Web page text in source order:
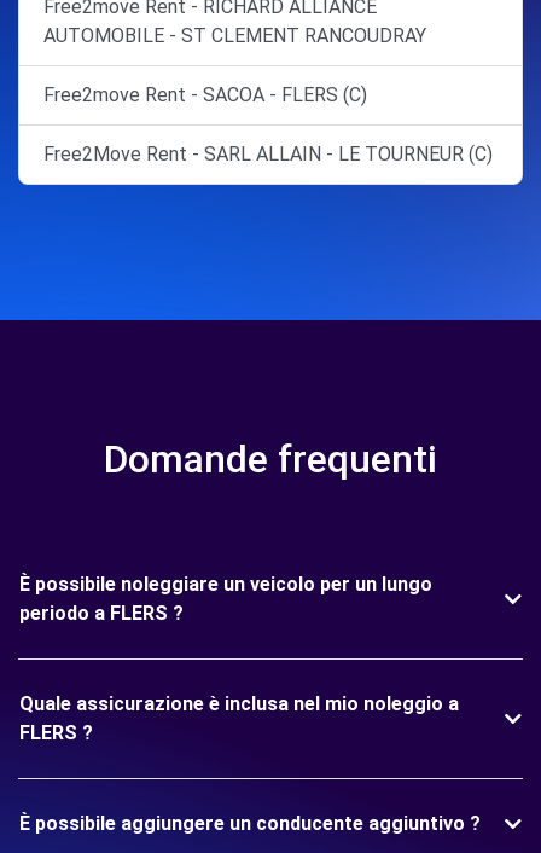
Free2move Rent - RICHARD ALLIANCE
AUTOMOBILE - ST CLEMENT RANCOUDRAY
Free2move Rent - SACOA - FLERS (C)
Free2Move Rent - SARL ALLAIN - LE TOURNEUR (C)
Domande frequenti
È possibile noleggiare un veicolo per un lungo
periodo a FLERS ?
Quale assicurazione è inclusa nel mio noleggio a
FLERS ?
È possibile aggiungere un conducente aggiuntivo ?